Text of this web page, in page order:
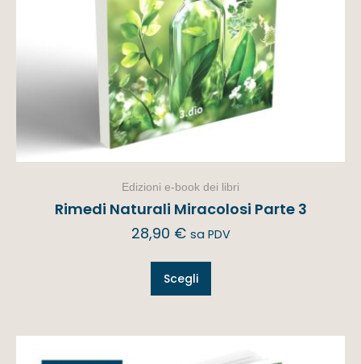
Edizioni e-book dei libri
Rimedi Naturali Miracolosi Parte 3
28,90 € sa PDV
Scegli